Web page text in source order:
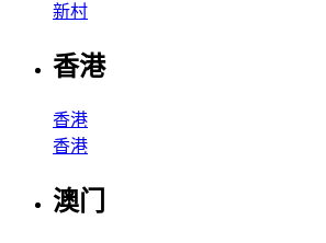
新村
香港
香港
香港
澳门